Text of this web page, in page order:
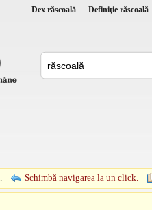
Dex răscoală Definiţie răscoală
Schimbă navigarea la un click.